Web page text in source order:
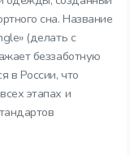
сна. Название
(делать с
беззаботную
в России, что
этапах и